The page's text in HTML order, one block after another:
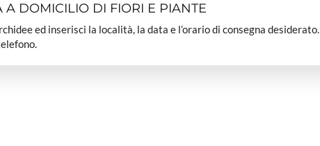
A DOMICILIO DI FIORI E PIANTE
ed inserisci la località, la data e l’orario di consegna desiderato.